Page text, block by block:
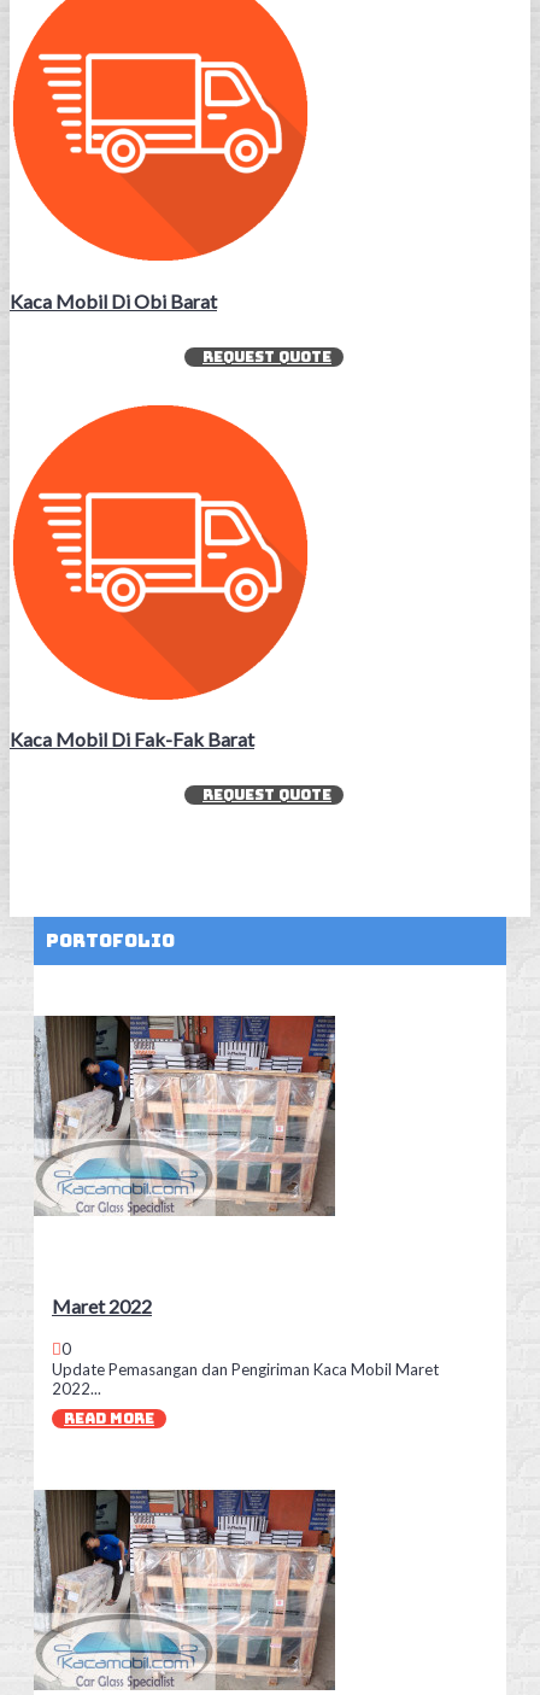
Kaca Mobil Di Obi Barat
REQUEST QUOTE
Kaca Mobil Di Fak-Fak Barat
REQUEST QUOTE
Portofolio
Maret 2022
0
Update Pemasangan dan Pengiriman Kaca Mobil Maret
2022...
READ MORE